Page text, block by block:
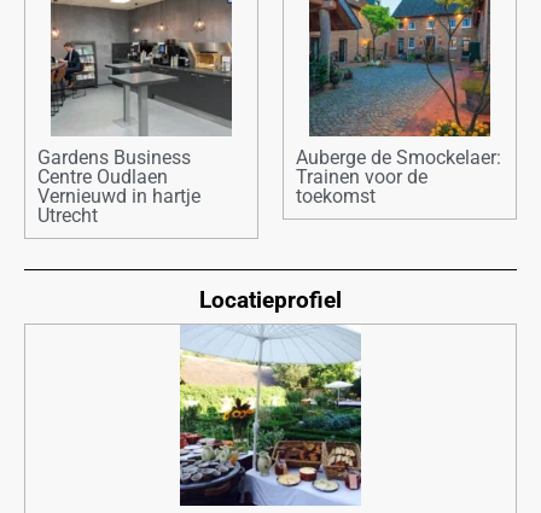
Gardens Business
Centre Oudlaen
Vernieuwd in hartje
Utrecht
Auberge de Smockelaer:
Trainen voor de
toekomst
Locatieprofiel